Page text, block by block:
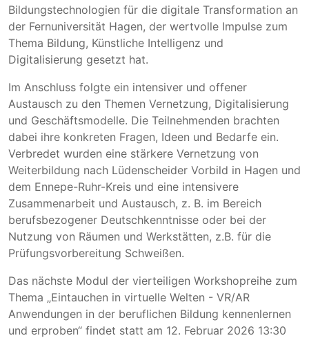
Bildungstechnologien für die digitale Transformation an
der Fernuniversität Hagen, der wertvolle Impulse zum
Thema Bildung, Künstliche Intelligenz und
Digitalisierung gesetzt hat.
Im Anschluss folgte ein intensiver und offener
Austausch zu den Themen Vernetzung, Digitalisierung
und Geschäftsmodelle. Die Teilnehmenden brachten
dabei ihre konkreten Fragen, Ideen und Bedarfe ein.
Verbredet wurden eine stärkere Vernetzung von
Weiterbildung nach Lüdenscheider Vorbild in Hagen und
dem Ennepe-Ruhr-Kreis und eine intensivere
Zusammenarbeit und Austausch, z. B. im Bereich
berufsbezogener Deutschkenntnisse oder bei der
Nutzung von Räumen und Werkstätten, z.B. für die
Prüfungsvorbereitung Schweißen.
Das nächste Modul der vierteiligen Workshopreihe zum
Thema „Eintauchen in virtuelle Welten - VR/AR
Anwendungen in der beruflichen Bildung kennenlernen
und erproben“ findet statt am 12. Februar 2026 13:30